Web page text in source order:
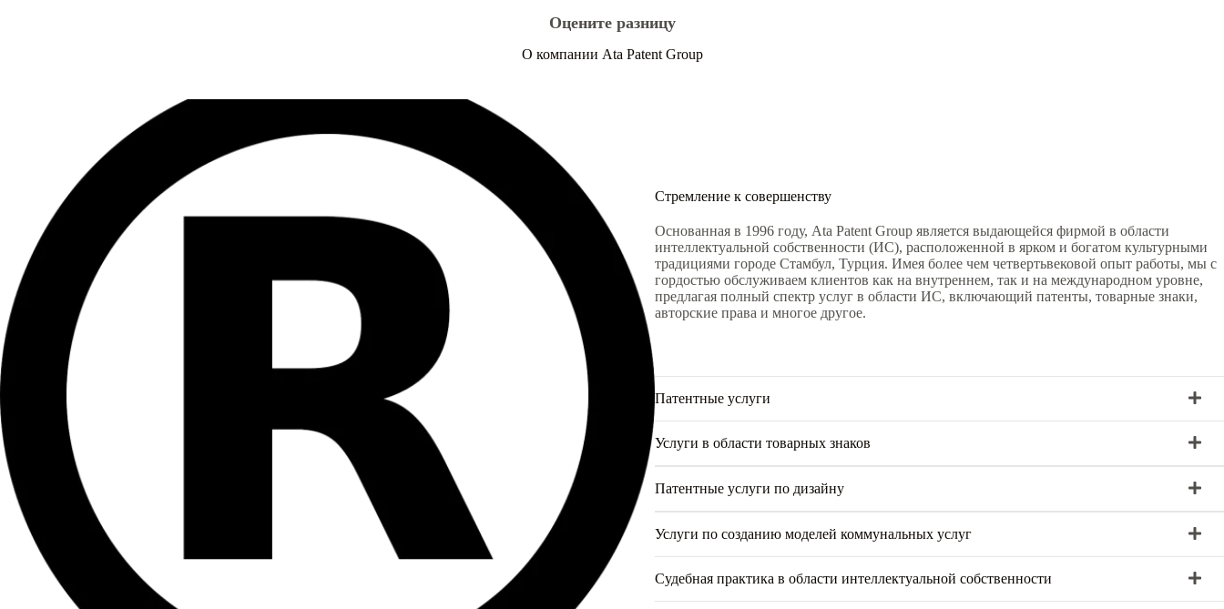
Оцените разницу
О компании Ata Patent Group
Стремление к совершенству
Основанная в 1996 году, Ata Patent Group является выдающейся фирмой в области
интеллектуальной собственности (ИС), расположенной в ярком и богатом культурными
традициями городе Стамбул, Турция. Имея более чем четвертьвековой опыт работы, мы с
гордостью обслуживаем клиентов как на внутреннем, так и на международном уровне,
предлагая полный спектр услуг в области ИС, включающий патенты, товарные знаки,
авторские права и многое другое.
Патентные услуги
Услуги в области товарных знаков
Патентные услуги по дизайну
Услуги по созданию моделей коммунальных услуг
Судебная практика в области интеллектуальной собственности